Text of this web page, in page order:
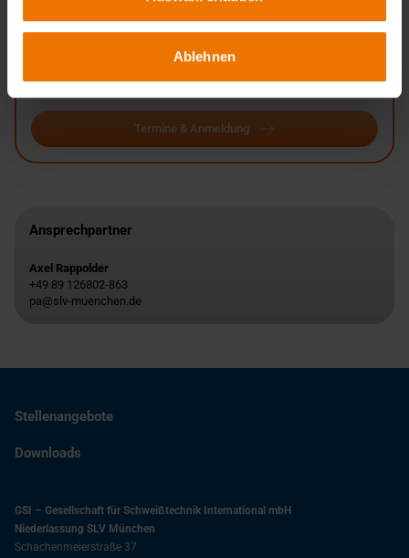
Ablehnen
Veranstaltungsort:
Auf Anfrage
Termine & Anmeldung
Ansprechpartner
Axel Rappolder
+49 89 126802-863
pa@slv-muenchen.de
Stellenangebote
Downloads
GSI – Gesellschaft für Schweißtechnik International mbH
Niederlassung SLV München
Schachenmeierstraße 37